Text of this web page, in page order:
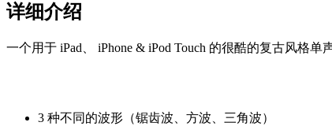
详细介绍
一个用于 iPad、 iPhone & iPod Touch 的很酷的复古风格
3 种不同的波形（锯齿波、方波、三角波）